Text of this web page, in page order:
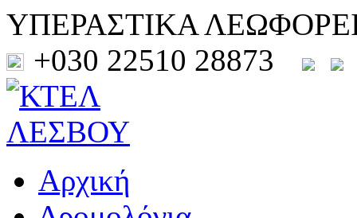
ΥΠΕΡΑΣΤΙΚΑ
+030 22510 28873
Αρχική